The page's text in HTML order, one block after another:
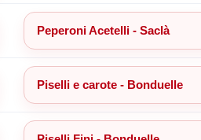
Peperoni Acetelli - Saclà
Piselli e carote - Bonduelle